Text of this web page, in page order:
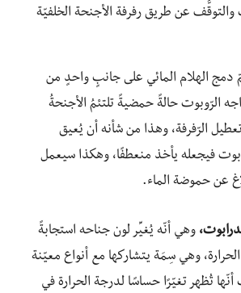
والتوقُّف عن طريق رفرفة الأجنحة الخلفيّة
دمج الهلام المائي على جانبٍ واحدٍ من
الرّوبوت حالةً حمضيةً تلتئمُ الأجنحةُ
الرّفرفة، وهذا من شأنه أن يُعيق
فيجعله يأخذ منعطفًا، وهكذا سيعمل
عن حموضة الماء.
درابوت، وهي أنّه يُغيِّر لون جناحه استجابةً
وهي سِمَة يتشاركها مع أنواع معيّنة
تُظهر تغيّرًا حساسًا لدرجة الحرارة في